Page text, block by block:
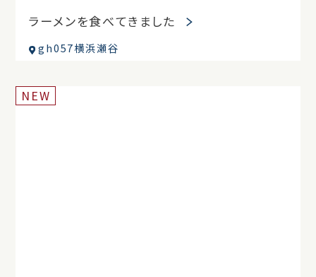
ラーメンを食べてきました
gh057横浜瀬谷
NEW